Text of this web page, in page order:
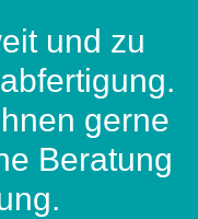
und zu
gerne
Beratung